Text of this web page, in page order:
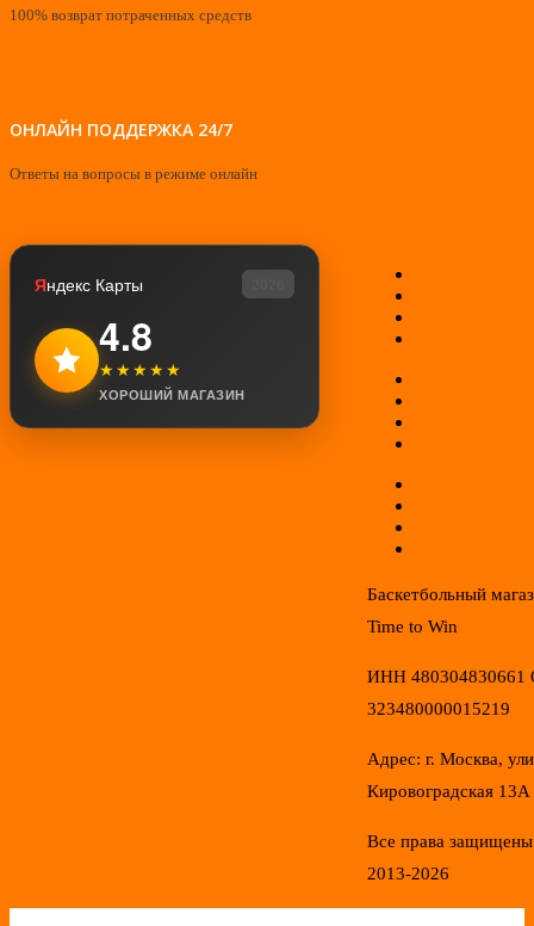
100% возврат потраченных средств
ОНЛАЙН ПОДДЕРЖКА 24/7
Ответы на вопросы в режиме онлайн
Яндекс Карты
4.8
★★★★★
ХОРОШИЙ МАГАЗИН
Баскетбольный
Time to Win
ИНН 480304830661
323480000015219
Адрес: г. Москва,
Кировоградская 13А
Все права
2013-2026